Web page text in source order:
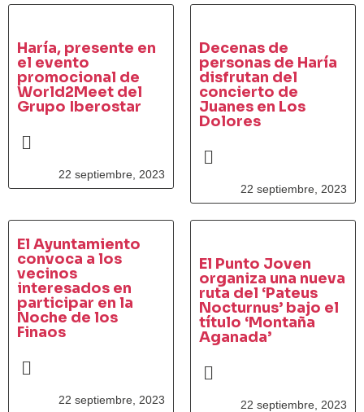
Haría, presente en
el evento
promocional de
World2Meet del
Grupo Iberostar
22 septiembre, 2023
Decenas de
personas de Haría
disfrutan del
concierto de
Juanes en Los
Dolores
22 septiembre, 2023
El Ayuntamiento
convoca a los
vecinos
interesados en
participar en la
Noche de los
Finaos
22 septiembre, 2023
El Punto Joven
organiza una nueva
ruta del ‘Pateus
Nocturnus’ bajo el
título ‘Montaña
Aganada’
22 septiembre, 2023